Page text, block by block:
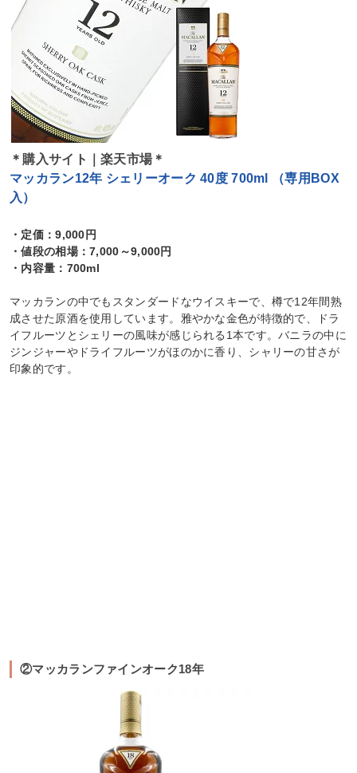
＊購入サイト｜楽天市場＊
マッカラン12年 シェリーオーク 40度 700ml （専用BOX
入）
・定価：9,000円
・値段の相場：7,000～9,000円
・内容量：700ml
マッカランの中でもスタンダードなウイスキーで、樽で12年間熟
成させた原酒を使用しています。雅やかな金色が特徴的で、ドラ
イフルーツとシェリーの風味が感じられる1本です。バニラの中に
ジンジャーやドライフルーツがほのかに香り、シャリーの甘さが
印象的です。
②マッカランファインオーク18年